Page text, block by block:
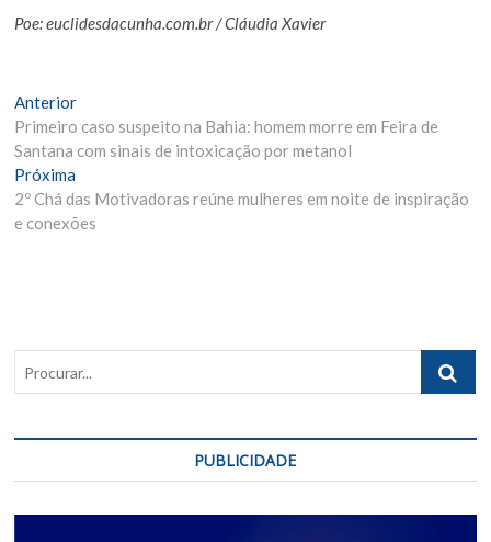
Poe: euclidesdacunha.com.br / Cláudia Xavier
Navegação
de
Post
AnteriorMatéria
Anterior:
Primeiro caso suspeito na Bahia: homem morre em Feira de
Santana com sinais de intoxicação por metanol
Próxima
Materia:
2º Chá das Motivadoras reúne mulheres em noite de inspiração
e conexões
PUBLICIDADE